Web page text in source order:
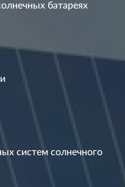
батареях
систем солнечного